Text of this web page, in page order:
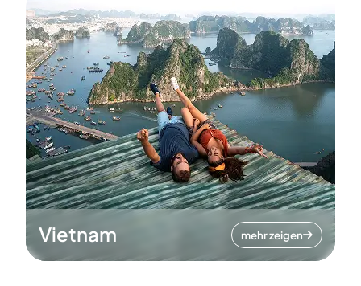
Vietnam mehr zeigen